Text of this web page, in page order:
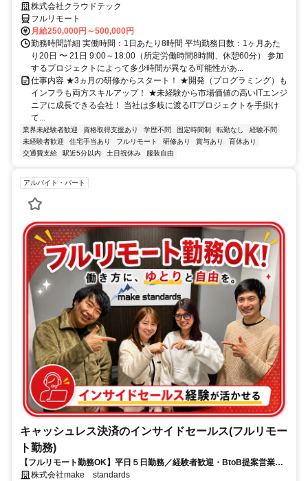
株式会社クラウドテック
フルリモート
月給250,000円～500,000円
勤務時間詳細 実働時間：1日あたり8時間 平均勤務日数：1ヶ月あた
り20日 〜 21日 9:00～18:00（所定労働時間8時間、休憩60分） 参加
するプロジェクトによって多少時間が異なる可能性があ...
仕事内容 ★3ヵ月の研修からスタート！ ★開発（プログラミング）も
インフラも両方スキルアップ！ ★未経験から市場価値の高いITエンジ
ニアに成長できる会社！ 当社は多岐に渡るITプロジェクトを手掛け
て...
業界未経験者歓迎 資格取得支援あり 学歴不問 固定時間制 転勤なし
経験不問
未経験者歓迎
住宅手当あり フルリモート 研修あり 賞与あり
育休あり
交通費支給
駅近5分以内 土日祝休み 服装自由
アルバイト・パート
キャッシュレス決済のインサイドセールス(フルリモー
ト勤務)
【フルリモート勤務OK】平日５日勤務／経験者歓迎・BtoB提案営業で
スキルアップ
株式会社make standards